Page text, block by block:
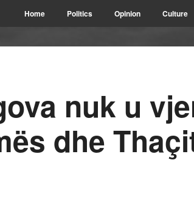
Home Politics Opinion Culture
nuk u
dhe